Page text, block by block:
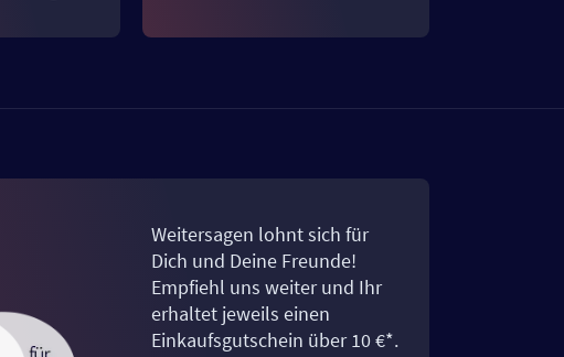
Weitersagen lohnt sich für
Dich und Deine Freunde!
Empfiehl uns weiter und Ihr
erhaltet jeweils einen
Einkaufsgutschein über 10 €*.